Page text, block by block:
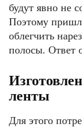
будут явно не
Поэтому
облегчить
полосы. Ответ
ленты
Для этого